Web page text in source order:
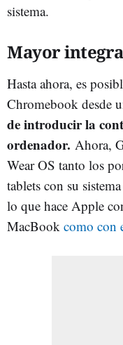
sistema.
Mayor
Hasta ahora, es
Chromebook desde
de introducir la
ordenador. Ahora,
Wear OS tanto los
tablets con su
lo que hace Apple
MacBook como con